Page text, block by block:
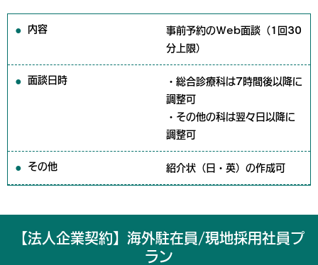
内容 事前予約のWeb面談 （1回30
分上限）
面談日時
・総合診療科は7時間後以降に
調整可
・その他の科は翌々日以降に
調整可
その他 紹介状（日・英）の作成可
【法人企業契約】海外駐在員/現地採用社員プ
ラン